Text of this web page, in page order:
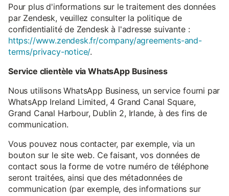
Pour plus d'informations sur le traitement des données
par Zendesk, veuillez consulter la politique de
confidentialité de Zendesk à l'adresse suivante :
https://www.zendesk.fr/company/agreements-and-
terms/privacy-notice/.
Service clientèle via WhatsApp Business
Nous utilisons WhatsApp Business, un service fourni par
WhatsApp Ireland Limited, 4 Grand Canal Square,
Grand Canal Harbour, Dublin 2, Irlande, à des fins de
communication.
Vous pouvez nous contacter, par exemple, via un
bouton sur le site web. Ce faisant, vos données de
contact sous la forme de votre numéro de téléphone
seront traitées, ainsi que des métadonnées de
communication (par exemple, des informations sur